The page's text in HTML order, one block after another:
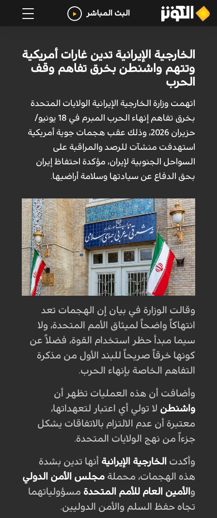
البث المباشر
الخارجية الإيرانية تدين غارات أمريكية
وتتهم واشنطن بخرق تفاهم وقف
الحرب
اتهمت وزارة الخارجية الإيرانية الولايات المتحدة
بخرق تفاهم إنهاء الحرب المبرم في 18 يونيو/
حزيران 2026، وذلك عقب هجمات جوية أمريكية
استهدفت منشآت للرصد والمراقبة على
السواحل الجنوبية لإيران، مؤكدة احتفاظ إيران
بحق الدفاع عن سيادتها وسلامة أراضيها.
وقالت الوزارة في بيان إن الهجمات تعد
انتهاكاً واضحاً لميثاق الأمم المتحدة، ولا
سيما مبدأ حظر استخدام القوة، فضلاً عن
كونها خرقاً صريحاً للبند الأول من مذكرة
التفاهم الخاصة بإنهاء الحرب.
وأضافت أن هذه العمليات تظهر أن
واشنطن لا تولي أي اعتبار لتعهداتها،
معتبرة أن عدم الالتزام بالاتفاقات يشكل
جزءاً من نهج الولايات المتحدة.
وأكدت الخارجية الإيرانية أنها تدين بشدة
هذه الهجمات، محملة مجلس الأمن الدولي
و الأمين العام للأمم المتحدة مسؤولياتهما
تجاه حفظ السلم والأمن الدوليين.